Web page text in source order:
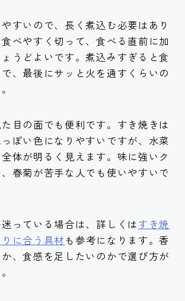
すいので、長く煮込む必要はあり
べやすく切って、食べる直前に加
うどよいです。煮込みすぎると食
、最後にサッと火を通すくらいの
目の面でも便利です。すき焼きは
ぽい色になりやすいですが、水菜
体が明るく見えます。味に強いク
春菊が苦手な人でも使いやすいで
っている場合は、詳しくはすき焼
に合う具材も参考になります。香
、食感を足したいのかで選び方が